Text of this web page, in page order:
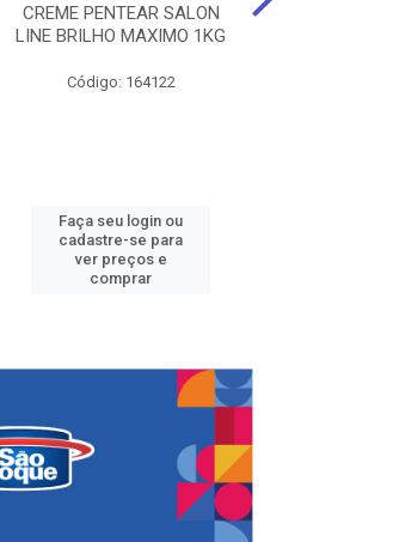
CREME PENTEAR SALON
LINE BRILHO MAXIMO 1KG
Código: 164122
Faça seu login ou
cadastre-se para
ver preços e
comprar